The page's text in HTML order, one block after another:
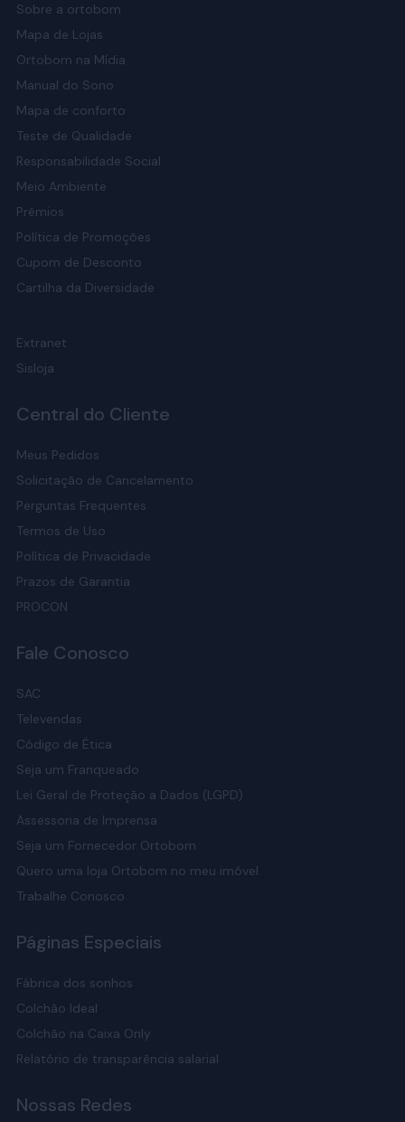
Sobre a ortobom
Mapa de Lojas
Ortobom na Mídia
Manual do Sono
Mapa de conforto
Teste de Qualidade
Responsabilidade Social
Meio Ambiente
Prêmios
Política de Promoções
Cupom de Desconto
Cartilha da Diversidade
Extranet
Sisloja
Central do Cliente
Meus Pedidos
Solicitação de Cancelamento
Perguntas Frequentes
Termos de Uso
Política de Privacidade
Prazos de Garantia
PROCON
Fale Conosco
SAC
Televendas
Código de Ética
Seja um Franqueado
Lei Geral de Proteção a Dados (LGPD)
Assessoria de Imprensa
Seja um Fornecedor Ortobom
Quero uma loja Ortobom no meu imóvel
Trabalhe Conosco
Páginas Especiais
Fábrica dos sonhos
Colchão Ideal
Colchão na Caixa Only
Relatório de transparência salarial
Nossas Redes